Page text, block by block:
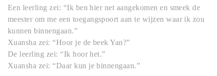
Een leerling zei: “Ik ben hier net aangekomen en smeek de
meester om me een toegangspoort aan te wijzen waar ik zou
kunnen binnengaan.”
Xuansha zei: “Hoor je de beek Yan?”
De leerling zei: “Ik hoor het.”
Xuansha zei: “Daar kun je binnengaan.”